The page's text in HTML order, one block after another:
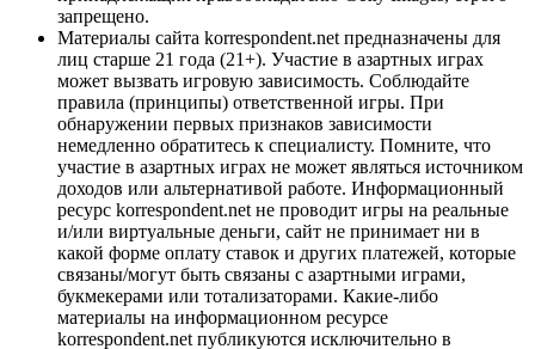
запрещено.
Материалы сайта korrespondent.net предназначены для
лиц старше 21 года (21+). Участие в азартных играх
может вызвать игровую зависимость. Соблюдайте
правила (принципы) ответственной игры. При
обнаружении первых признаков зависимости
немедленно обратитесь к специалисту. Помните, что
участие в азартных играх не может являться источником
доходов или альтернативой работе. Информационный
ресурс korrespondent.net не проводит игры на реальные
и/или виртуальные деньги, сайт не принимает ни в
какой форме оплату ставок и других платежей, которые
связаны/могут быть связаны с азартными играми,
букмекерами или тотализаторами. Какие-либо
материалы на информационном ресурсе
korrespondent.net публикуются исключительно в